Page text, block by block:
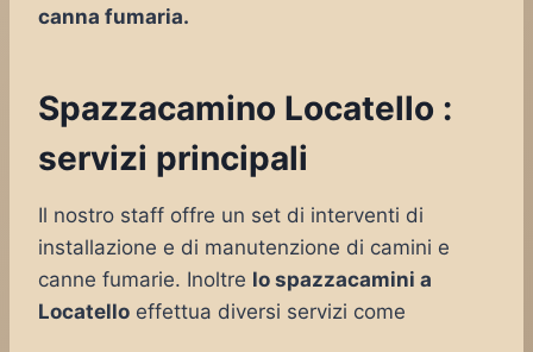
canna fumaria.
Spazzacamino Locatello :
servizi principali
Il nostro staff offre un set di interventi di
installazione e di manutenzione di camini e
canne fumarie. Inoltre lo spazzacamini a
Locatello effettua diversi servizi come